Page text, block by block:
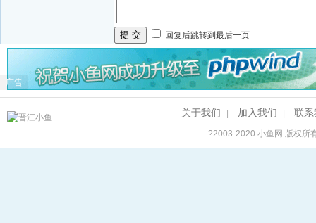
提 交 回复后跳转到最后一页
广告
关于我们 加入我们 联系
?2003-2020小鱼网 版权所